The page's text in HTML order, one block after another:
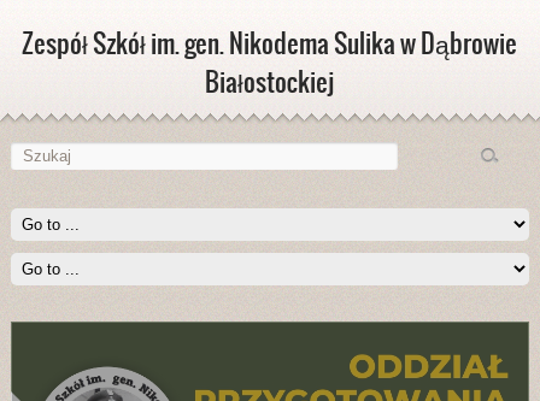
Zespół Szkół im. gen. Nikodema Sulika w Dąbrowie
Białostockiej